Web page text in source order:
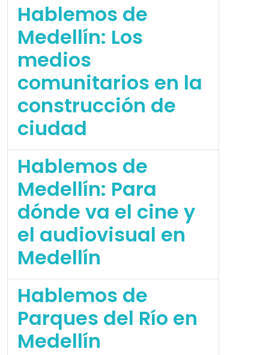
Hablemos de
Medellín: Los
medios
comunitarios en la
construcción de
ciudad
Hablemos de
Medellín: Para
dónde va el cine y
el audiovisual en
Medellín
Hablemos de
Parques del Río en
Medellín